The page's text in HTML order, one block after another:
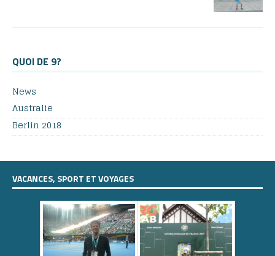
QUOI DE 9?
News
Australie
Berlin 2018
VACANCES, SPORT ET VOYAGES